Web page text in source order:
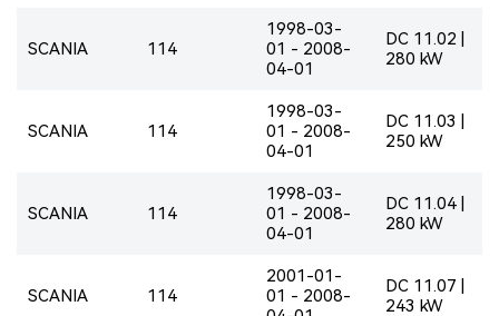
SCANIA 114
1998-03-
01 - 2008-
04-01
DC 11.02 |
280 kW
SCANIA 114
1998-03-
01 - 2008-
04-01
DC 11.03 |
250 kW
SCANIA 114
1998-03-
01 - 2008-
04-01
DC 11.04 |
280 kW
SCANIA 114
2001-01-
01 - 2008-
DC 11.07 |
243 kW